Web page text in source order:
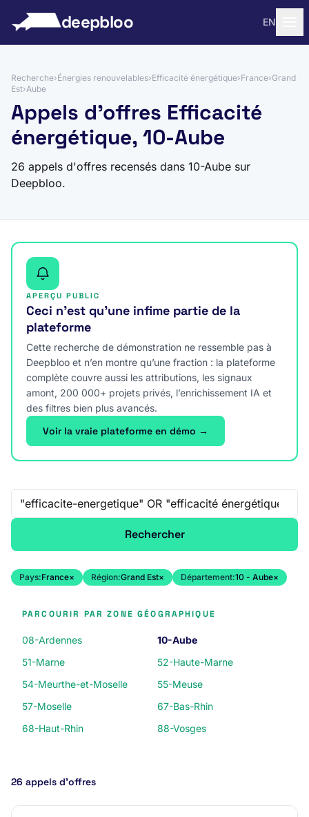
deepbloo EN
Recherche›Énergies renouvelables›Efficacité énergétique›France›Grand
Est›Aube
Appels d'offres Efficacité
énergétique, 10-Aube
26 appels d'offres recensés dans 10-Aube sur
Deepbloo.
APERÇU PUBLIC
Ceci n’est qu’une infime partie de la
plateforme
Cette recherche de démonstration ne ressemble pas à
Deepbloo et n’en montre qu’une fraction : la plateforme
complète couvre aussi les attributions, les signaux
amont, 200 000+ projets privés, l’enrichissement IA et
des filtres bien plus avancés.
Voir la vraie plateforme en démo →
Recherche libre
Rechercher
Pays:France× Région:Grand Est× Département:10 - Aube×
PARCOURIR PAR ZONE GÉOGRAPHIQUE
08-Ardennes
10-Aube
51-Marne
52-Haute-Marne
54-Meurthe-et-Moselle
55-Meuse
57-Moselle
67-Bas-Rhin
68-Haut-Rhin
88-Vosges
26 appels d’offres